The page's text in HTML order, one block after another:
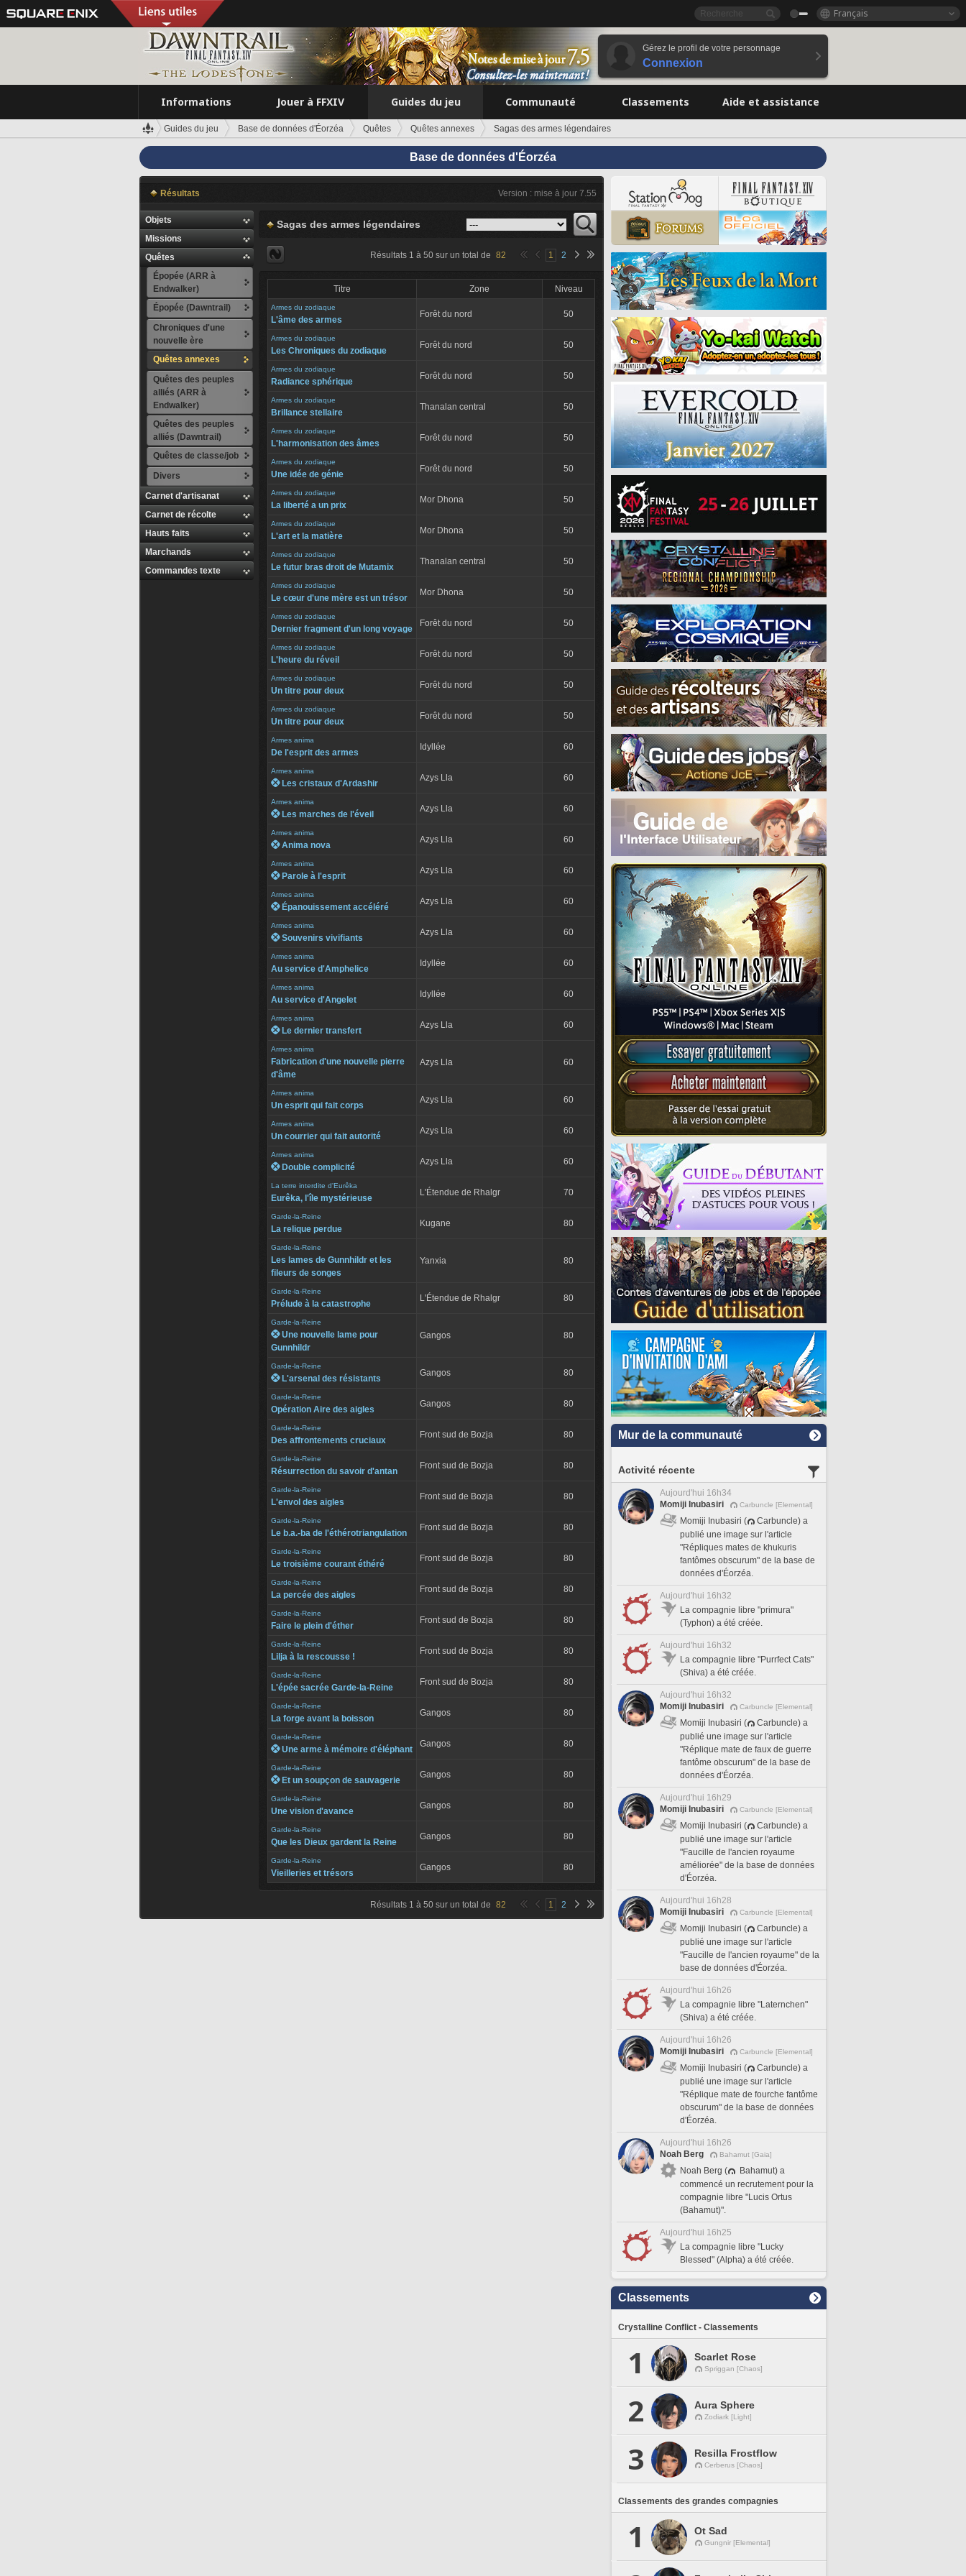
Français
Gérez le profil de votre personnage
Connexion
Informations Jouer à FFXIV Guides du jeu Communauté Classements Aide et assistance
Guides du jeu Base de données d'Éorzéa Quêtes Quêtes annexes Sagas des armes légendaires
Base de données d'Éorzéa
Résultats Version : mise à jour 7.55
Objets
Missions
Quêtes
Épopée (ARR à
Endwalker)
Épopée (Dawntrail)
Chroniques d'une
nouvelle ère
Quêtes annexes
Quêtes des peuples
alliés (ARR à
Endwalker)
Quêtes des peuples
alliés (Dawntrail)
Quêtes de classe/job
Divers
Carnet d'artisanat
Carnet de récolte
Hauts faits
Marchands
Commandes texte
Sagas des armes légendaires
Résultats 1 à 50 sur un total de 82 1 2
Titre Zone Niveau
Armes du zodiaque
L'âme des armes
Forêt du nord 50
Armes du zodiaque
Les Chroniques du zodiaque
Forêt du nord 50
Armes du zodiaque
Radiance sphérique
Forêt du nord 50
Armes du zodiaque
Brillance stellaire
Thanalan central 50
Armes du zodiaque
L'harmonisation des âmes
Forêt du nord 50
Armes du zodiaque
Une idée de génie
Forêt du nord 50
Armes du zodiaque
La liberté a un prix
Mor Dhona 50
Armes du zodiaque
L'art et la matière
Mor Dhona 50
Armes du zodiaque
Le futur bras droit de Mutamix
Thanalan central 50
Armes du zodiaque
Le cœur d'une mère est un trésor
Mor Dhona 50
Armes du zodiaque
Dernier fragment d'un long voyage
Forêt du nord 50
Armes du zodiaque
L'heure du réveil
Forêt du nord 50
Armes du zodiaque
Un titre pour deux
Forêt du nord 50
Armes du zodiaque
Un titre pour deux
Forêt du nord 50
Armes anima
De l'esprit des armes
Idyllée 60
Armes anima
 Les cristaux d'Ardashir
Azys Lla 60
Armes anima
 Les marches de l'éveil
Azys Lla 60
Armes anima
 Anima nova
Azys Lla 60
Armes anima
 Parole à l'esprit
Azys Lla 60
Armes anima
 Épanouissement accéléré
Azys Lla 60
Armes anima
 Souvenirs vivifiants
Azys Lla 60
Armes anima
Au service d'Amphelice
Idyllée 60
Armes anima
Au service d'Angelet
Idyllée 60
Armes anima
 Le dernier transfert
Azys Lla 60
Armes anima
Fabrication d'une nouvelle pierre
d'âme
Azys Lla 60
Armes anima
Un esprit qui fait corps
Azys Lla 60
Armes anima
Un courrier qui fait autorité
Azys Lla 60
Armes anima
 Double complicité
Azys Lla 60
La terre interdite d'Eurêka
Eurêka, l'île mystérieuse
L'Étendue de Rhalgr 70
Garde-la-Reine
La relique perdue
Kugane 80
Garde-la-Reine
Les lames de Gunnhildr et les
fileurs de songes
Yanxia 80
Garde-la-Reine
Prélude à la catastrophe
L'Étendue de Rhalgr 80
Garde-la-Reine
 Une nouvelle lame pour
Gunnhildr
Gangos 80
Garde-la-Reine
 L'arsenal des résistants
Gangos 80
Garde-la-Reine
Opération Aire des aigles
Gangos 80
Garde-la-Reine
Des affrontements cruciaux
Front sud de Bozja 80
Garde-la-Reine
Résurrection du savoir d'antan
Front sud de Bozja 80
Garde-la-Reine
L'envol des aigles
Front sud de Bozja 80
Garde-la-Reine
Le b.a.-ba de l'éthérotriangulation
Front sud de Bozja 80
Garde-la-Reine
Le troisième courant éthéré
Front sud de Bozja 80
Garde-la-Reine
La percée des aigles
Front sud de Bozja 80
Garde-la-Reine
Faire le plein d'éther
Front sud de Bozja 80
Garde-la-Reine
Lilja à la rescousse !
Front sud de Bozja 80
Garde-la-Reine
L'épée sacrée Garde-la-Reine
Front sud de Bozja 80
Garde-la-Reine
La forge avant la boisson
Gangos 80
Garde-la-Reine
 Une arme à mémoire d'éléphant
Gangos 80
Garde-la-Reine
 Et un soupçon de sauvagerie
Gangos 80
Garde-la-Reine
Une vision d'avance
Gangos 80
Garde-la-Reine
Que les Dieux gardent la Reine
Gangos 80
Garde-la-Reine
Vieilleries et trésors
Gangos 80
Résultats 1 à 50 sur un total de 82 1 2
Mur de la communauté
Activité récente
Aujourd'hui 16h34
Momiji Inubasiri
Carbuncle [Elemental]
Momiji Inubasiri (
Carbuncle) a
publié une image sur l'article
"Répliques mates de khukuris
fantômes obscurum" de la base de
données d'Éorzéa.
Aujourd'hui 16h32
La compagnie libre "primura"
(Typhon) a été créée.
Aujourd'hui 16h32
La compagnie libre "Purrfect Cats"
(Shiva) a été créée.
Aujourd'hui 16h32
Momiji Inubasiri
Carbuncle [Elemental]
Momiji Inubasiri (
Carbuncle) a
publié une image sur l'article
"Réplique mate de faux de guerre
fantôme obscurum" de la base de
données d'Éorzéa.
Aujourd'hui 16h29
Momiji Inubasiri
Carbuncle [Elemental]
Momiji Inubasiri (
Carbuncle) a
publié une image sur l'article
"Faucille de l'ancien royaume
améliorée" de la base de données
d'Éorzéa.
Aujourd'hui 16h28
Momiji Inubasiri
Carbuncle [Elemental]
Momiji Inubasiri (
Carbuncle) a
publié une image sur l'article
"Faucille de l'ancien royaume" de la
base de données d'Éorzéa.
Aujourd'hui 16h26
La compagnie libre "Laternchen"
(Shiva) a été créée.
Aujourd'hui 16h26
Momiji Inubasiri
Carbuncle [Elemental]
Momiji Inubasiri (
Carbuncle) a
publié une image sur l'article
"Réplique mate de fourche fantôme
obscurum" de la base de données
d'Éorzéa.
Aujourd'hui 16h26
Noah Berg
Bahamut [Gaia]
Noah Berg (
Bahamut) a
commencé un recrutement pour la
compagnie libre "Lucis Ortus
(Bahamut)".
Aujourd'hui 16h25
La compagnie libre "Lucky
Blessed" (Alpha) a été créée.
Classements
Crystalline Conflict - Classements
1 Scarlet Rose
Spriggan [Chaos]
2 Aura Sphere
Zodiark [Light]
3 Resilla Frostflow
Cerberus [Chaos]
Classements des grandes compagnies
1 Ot Sad
Gungnir [Elemental]